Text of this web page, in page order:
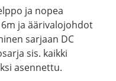
ja nopea
ja äärivalojohdot
sarjaan DC
sis. kaikki
asennettu.